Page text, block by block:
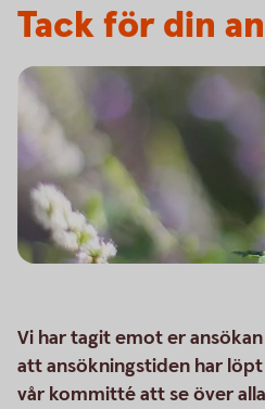
Tack för din
Vi har tagit emot er
att ansökningstiden har
vår kommitté att se över